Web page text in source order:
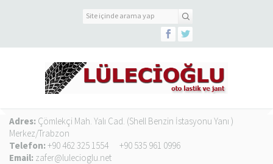
Adres: Çömlekçi Mah. Yalı Cad. (Shell Benzin İstasyonu Yanı )
Merkez/Trabzon
Telefon: +90 462 325 1554
+90 535 961 0996
Email: zafer@lulecioglu.net